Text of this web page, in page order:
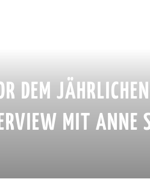
DEM
MIT ANNE